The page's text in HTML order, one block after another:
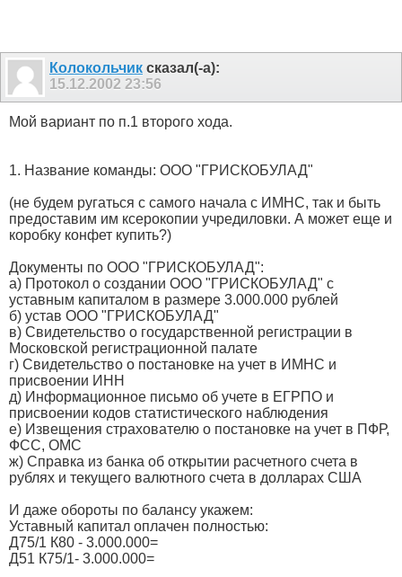
Колокольчик сказал(-а):
15.12.2002 23:56
Мой вариант по п.1 второго хода.
1. Название команды: ООО "ГРИСКОБУЛАД"
(не будем ругаться с самого начала с ИМНС, так и быть
предоставим им ксерокопии учредиловки. А может еще и
коробку конфет купить?)
Документы по ООО "ГРИСКОБУЛАД":
а) Протокол о создании ООО "ГРИСКОБУЛАД" с
уставным капиталом в размере 3.000.000 рублей
б) устав ООО "ГРИСКОБУЛАД"
в) Свидетельство о государственной регистрации в
Московской регистрационной палате
г) Свидетельство о постановке на учет в ИМНС и
присвоении ИНН
д) Информационное письмо об учете в ЕГРПО и
присвоении кодов статистического наблюдения
е) Извещения страхователю о постановке на учет в ПФР,
ФСС, ОМС
ж) Справка из банка об открытии расчетного счета в
рублях и текущего валютного счета в долларах США
И даже обороты по балансу укажем:
Уставный капитал оплачен полностью:
Д75/1 К80 - 3.000.000=
Д51 К75/1- 3.000.000=